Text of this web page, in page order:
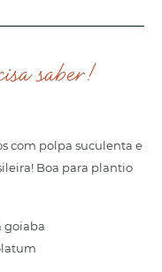
saber!
com polpa suculenta e
Boa para plantio
goiaba